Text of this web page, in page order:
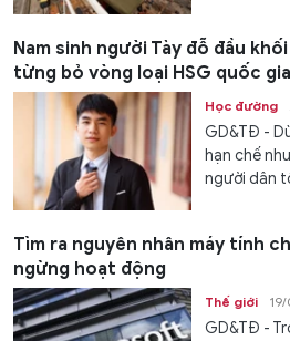
Nam sinh người Tày đỗ đầu
từng bỏ vòng loại HSG quốc gia
Học đường
GD&TĐ -
hạn chế
người dân
Tìm ra nguyên nhân máy tính
ngừng hoạt động
Thế giới
GD&TĐ -